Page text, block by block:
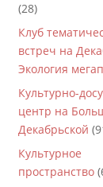
(28)
Клуб
встреч на
Экология
Культурно-
центр на
Декабрьской
Культурное
пространство